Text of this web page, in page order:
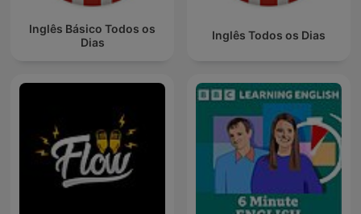
Inglês Básico Todos os
Dias
Inglês Todos os Dias